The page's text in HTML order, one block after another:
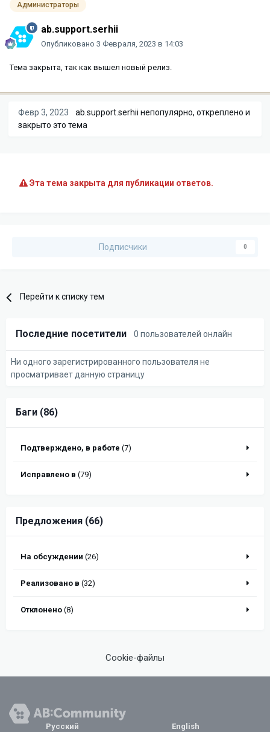
Администраторы
ab.support.serhii
Опубликовано 3 Февраля, 2023 в 14:03
Тема закрыта, так как вышел новый релиз.
Февр 3, 2023 ab.support.serhii непопулярно, откреплено и
закрыто это тема
Эта тема закрыта для публикации ответов.
Подписчики 0
Перейти к списку тем
Последние посетители 0 пользователей онлайн
Ни одного зарегистрированного пользователя не
просматривает данную страницу
Баги (86)
Подтверждено, в работе (7)
Исправлено в (79)
Предложения (66)
На обсуждении (26)
Реализовано в (32)
Отклонено (8)
Cookie-файлы
Русский English